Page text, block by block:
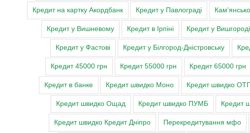
Кредит на картку Акордбанк Кредит у Павлограді
Кредит у Вишневому Кредит в Ірпіні Кредит у Вишгороді
Кредит у Фастові Кредит у Білгород-Дністровську
Кредит 45000 грн Кредит 55000 грн Кредит 65000 грн
Кредит в банке Кредит швидко Моно Кредит швидко ОТП
Кредит швидко Ощад Кредит швидко ПУМБ Кредит
Кредит швидко Кредит Дніпро Перекредитування мфо